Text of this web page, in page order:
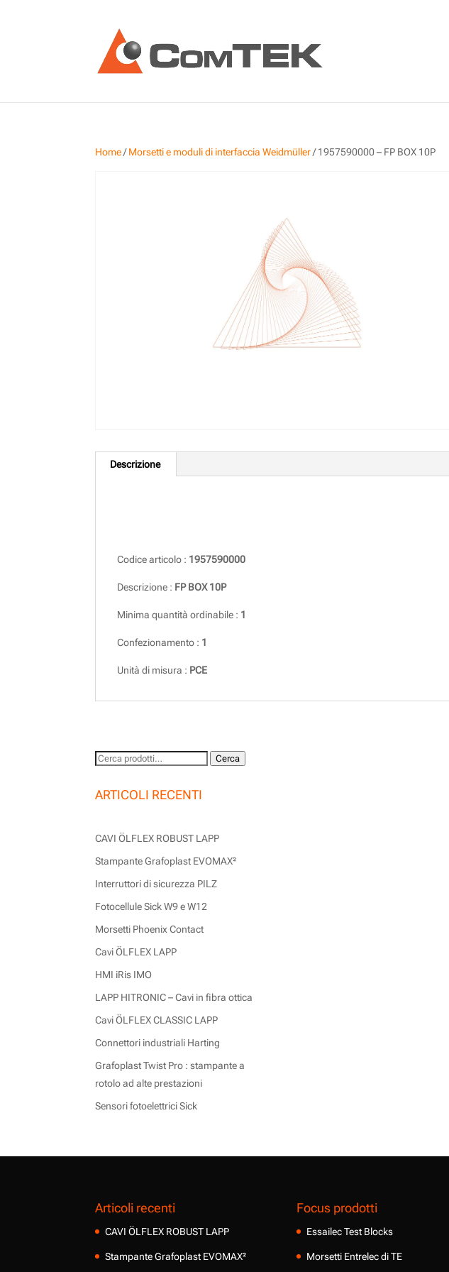
Home/Morsetti e moduli di interfaccia Weidmüller/ 1957590000 – FP BOX 10P
Descrizione
Codice articolo : 1957590000
Descrizione : FP BOX 10P
Minima quantità ordinabile : 1
Confezionamento : 1
Unità di misura : PCE
Cerca: Cerca
ARTICOLI RECENTI
CAVI ÖLFLEX ROBUST LAPP
Stampante Grafoplast EVOMAX²
Interruttori di sicurezza PILZ
Fotocellule Sick W9 e W12
Morsetti Phoenix Contact
Cavi ÖLFLEX LAPP
HMI iRis IMO
LAPP HITRONIC – Cavi in fibra ottica
Cavi ÖLFLEX CLASSIC LAPP
Connettori industriali Harting
Grafoplast Twist Pro : stampante a
rotolo ad alte prestazioni
Sensori fotoelettrici Sick
Articoli recenti
CAVI ÖLFLEX ROBUST LAPP
Stampante Grafoplast EVOMAX²
Focus prodotti
Essailec Test Blocks
Morsetti Entrelec di TE